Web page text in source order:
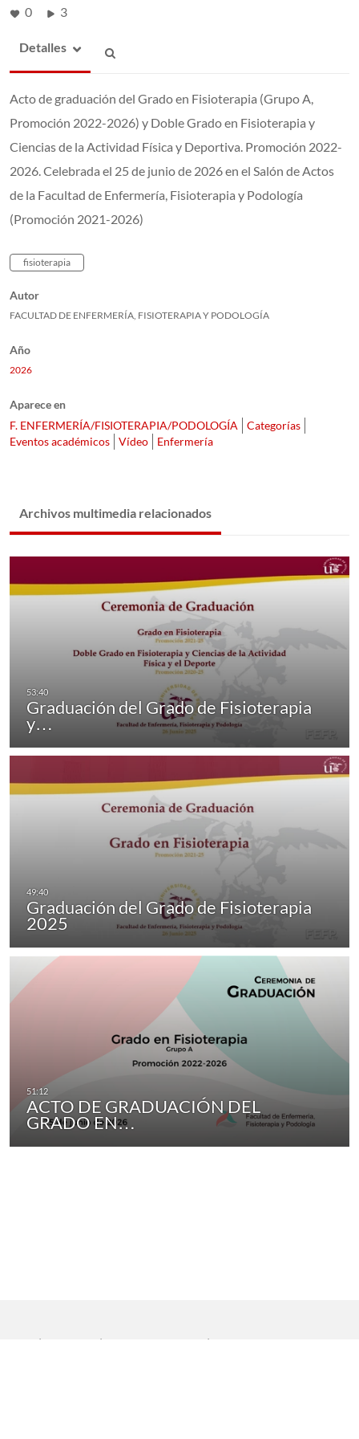
0 3
Detalles
Acto de graduación del Grado en Fisioterapia (Grupo A,
Promoción 2022-2026) y Doble Grado en Fisioterapia y
Ciencias de la Actividad Física y Deportiva. Promoción 2022-
2026. Celebrada el 25 de junio de 2026 en el Salón de Actos
de la Facultad de Enfermería, Fisioterapia y Podología
(Promoción 2021-2026)
fisioterapia
Autor
FACULTAD DE ENFERMERÍA, FISIOTERAPIA Y PODOLOGÍA
Año
2026
Aparece en
F. ENFERMERÍA/FISIOTERAPIA/PODOLOGÍA
Categorías
Eventos académicos
Vídeo Enfermería
Archivos multimedia relacionados
Graduación del Grado de Fisioterapia
y…
Graduación del Grado de Fisioterapia
2025
ACTO DE GRADUACIÓN DEL
GRADO EN…
| | |